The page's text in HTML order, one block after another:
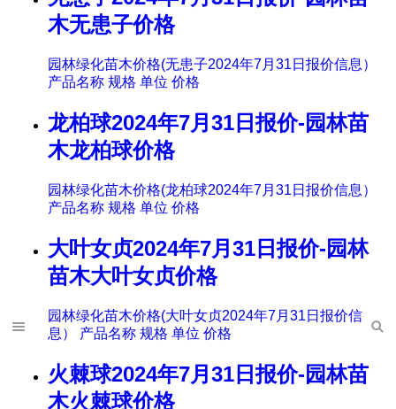
木无患子价格
园林绿化苗木价格(无患子2024年7月31日报价信息）
产品名称 规格 单位 价格
龙柏球2024年7月31日报价-园林苗
木龙柏球价格
园林绿化苗木价格(龙柏球2024年7月31日报价信息）
产品名称 规格 单位 价格
大叶女贞2024年7月31日报价-园林
苗木大叶女贞价格
园林绿化苗木价格(大叶女贞2024年7月31日报价信
息） 产品名称 规格 单位 价格
火棘球2024年7月31日报价-园林苗
木火棘球价格